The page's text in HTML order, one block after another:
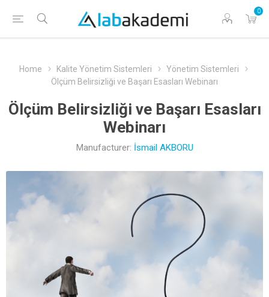
0
Home Kalite Yönetim Sistemleri
Yönetim Sistemleri
Ölçüm Belirsizliği ve Başarı Esasları Webinarı
Ölçüm Belirsizliği ve Başarı Esasları
Webinarı
Manufacturer: İsmail AKBORU